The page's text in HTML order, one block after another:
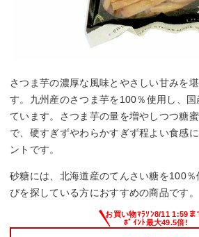
さつま芋の濃厚な風味とやさしい甘みを
す。九州産のさつま芋を100％使用し、
ています。さつま芋の量を増やしつつ糖
で、硬すぎずやわらかすぎず程よい食感
ントです。
砂糖には、北海道産のてんさい糖を100
ぴを探している方におすすめの商品です。